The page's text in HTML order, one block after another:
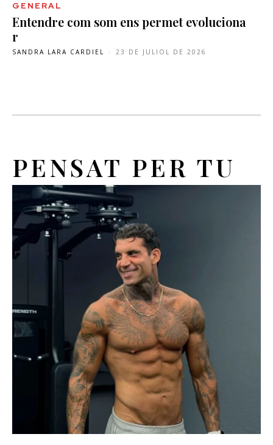
GENERAL
Entendre com som ens permet evoluciona
r
SANDRA LARA CARDIEL - 23 DE JULIOL DE 2026
PENSAT PER TU